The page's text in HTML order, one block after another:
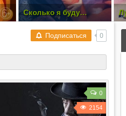
Лучше, чем люди [1-13
из 16] (2018) WEB-DL
1080p
Подписаться 0
0
2154